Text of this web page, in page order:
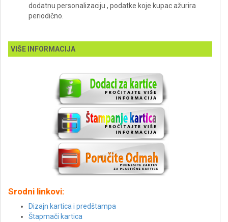
dodatnu personalizaciju , podatke koje kupac ažurira
periodično.
VIŠE INFORMACIJA
Srodni linkovi:
Dizajn kartica i predštampa
Štapmači kartica